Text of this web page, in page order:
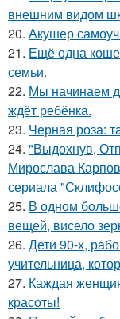
внешним видом
20. Акушер
21. Ещё одна
семьи.
22. Мы начинаем
ждёт ребёнка.
23. Черная роза:
24. "Выдохнув,
Мирослава
сериала
25. В одном
вещей, висело
26. Дети 90-х,
учительница,
27. Каждая
красоты!